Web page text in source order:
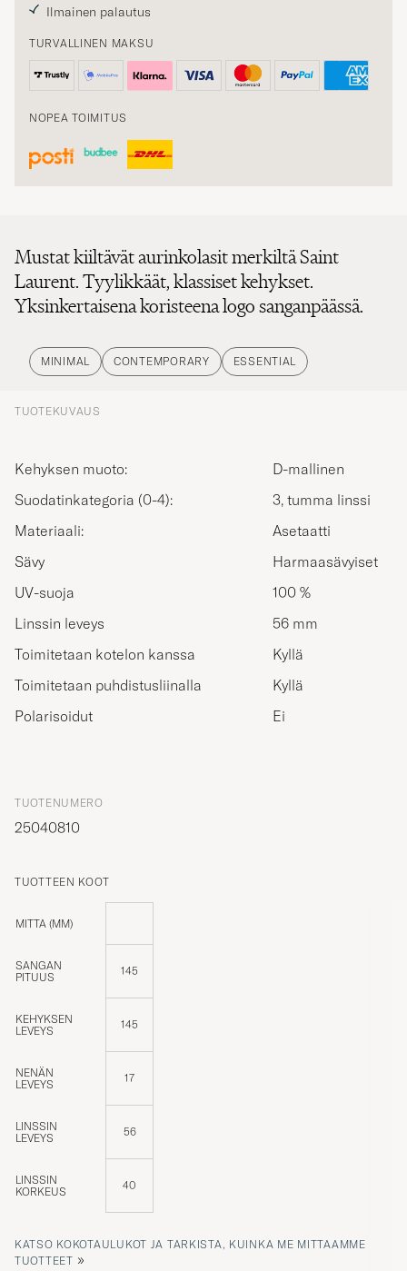
Ilmainen palautus
TURVALLINEN MAKSU
NOPEA TOIMITUS
Mustat kiiltävät aurinkolasit merkiltä Saint
Laurent. Tyylikkäät, klassiset kehykset.
Yksinkertaisena koristeena logo sanganpäässä.
MINIMAL CONTEMPORARY ESSENTIAL
TUOTEKUVAUS
Kehyksen muoto:
D-mallinen
Suodatinkategoria (0-4):
3, tumma linssi
Materiaali:
Asetaatti
Sävy
Harmaasävyiset
UV-suoja
100 %
Linssin leveys
56 mm
Toimitetaan kotelon kanssa
Kyllä
Toimitetaan puhdistusliinalla
Kyllä
Polarisoidut
Ei
TUOTENUMERO
25040810
TUOTTEEN KOOT
MITTA (MM)
SANGAN
PITUUS
145
KEHYKSEN
LEVEYS
145
NENÄN
LEVEYS
17
LINSSIN
LEVEYS
56
LINSSIN
KORKEUS
40
KATSO KOKOTAULUKOT JA TARKISTA, KUINKA ME MITTAAMME
TUOTTEET »